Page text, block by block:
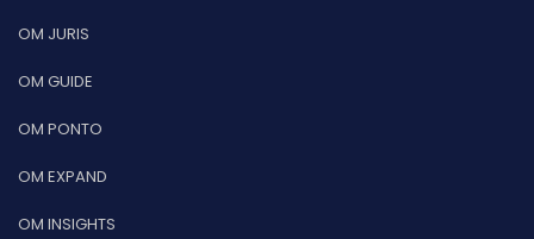
OM JURIS
OM GUIDE
OM PONTO
OM EXPAND
OM INSIGHTS